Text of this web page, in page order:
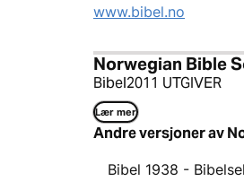
www.bibel.no
Norwegian Bible
Bibel2011 UTGIVER
Lær mer
Andre versjoner av
Bibel 1938 -